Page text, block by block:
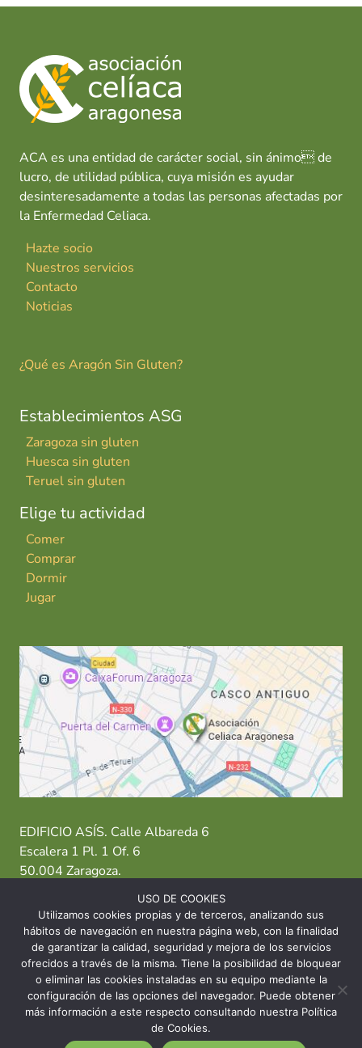
ACA es una entidad de carácter social, sin ánimo de
lucro, de utilidad pública, cuya misión es ayudar
desinteresadamente a todas las personas afectadas por
la Enfermedad Celiaca.
Hazte socio
Nuestros servicios
Contacto
Noticias
¿Qué es Aragón Sin Gluten?
Establecimientos ASG
Zaragoza sin gluten
Huesca sin gluten
Teruel sin gluten
Elige tu actividad
Comer
Comprar
Dormir
Jugar
EDIFICIO ASÍS. Calle Albareda 6
Escalera 1 Pl. 1 Of. 6
50.004 Zaragoza.
T: 976 484 949 M: 635 638 563
Sede Zaragoza·Sede Huesca· Sede Teruel
© 2026 Asociación Celíaca Aragonesa
USO DE COOKIES
Utilizamos cookies propias y de terceros, analizando sus
hábitos de navegación en nuestra página web, con la finalidad
de garantizar la calidad, seguridad y mejora de los servicios
ofrecidos a través de la misma. Tiene la posibilidad de bloquear
o eliminar las cookies instaladas en su equipo mediante la
configuración de las opciones del navegador. Puede obtener
más información a este respecto consultando nuestra Política
de Cookies.